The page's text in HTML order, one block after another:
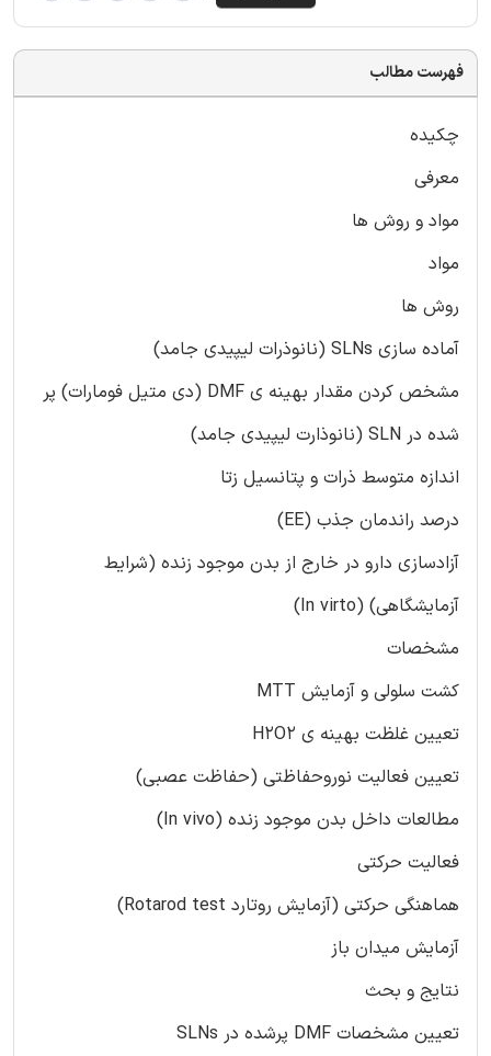
فهرست مطالب
چکیده
معرفی
مواد و روش ها
مواد
روش ها
آماده سازی SLNs (نانوذرات لیپیدی جامد)
مشخص کردن مقدار بهینه ی DMF (دی متیل فومارات) پر
شده در SLN (نانوذارت لیپیدی جامد)
اندازه متوسط ذرات و پتانسیل زتا
درصد راندمان جذب (EE)
آزادسازی دارو در خارج از بدن موجود زنده (شرایط
آزمایشگاهی) (In virto)
مشخصات
کشت سلولی و آزمایش MTT
تعیین غلظت بهینه ی H2O2
تعیین فعالیت نوروحفاظتی (حفاظت عصبی)
مطالعات داخل بدن موجود زنده (In vivo)
فعالیت حرکتی
هماهنگی حرکتی (آزمایش روتارد Rotarod test)
آزمایش میدان باز
نتایج و بحث
تعیین مشخصات DMF پرشده در SLNs